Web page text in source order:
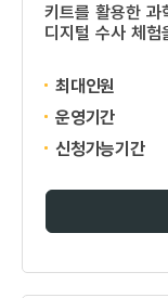
키트를 활용한
디지털 수사 체
최대인원
운영기간
신청가능기간